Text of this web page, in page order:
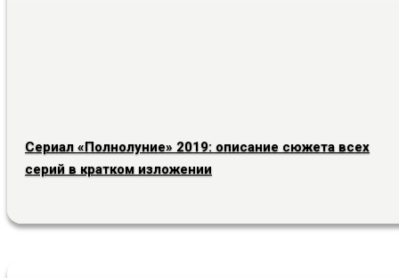
Сериал «Полнолуние» 2019: описание сюжета всех
серий в кратком изложении